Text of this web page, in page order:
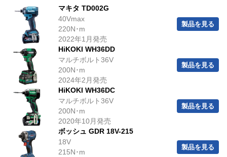
マキタ TD002G
40Vmax
220N･m
2022年1月発売
製品を見る
HiKOKI WH36DD
マルチボルト36V
200N･m
2024年2月発売
製品を見る
HiKOKI WH36DC
マルチボルト36V
200N･m
2020年10月発売
製品を見る
ボッシュ GDR 18V-215
18V
215N･m
製品を見る